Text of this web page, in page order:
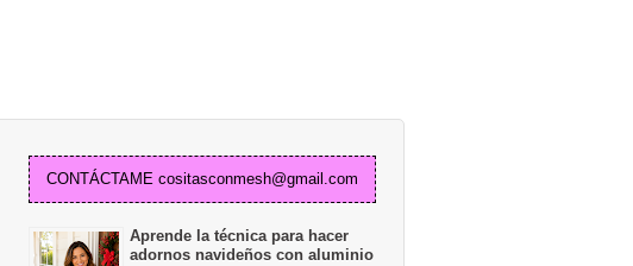
CONTÁCTAME cositasconmesh@gmail.com
Aprende la técnica para hacer
adornos navideños con aluminio